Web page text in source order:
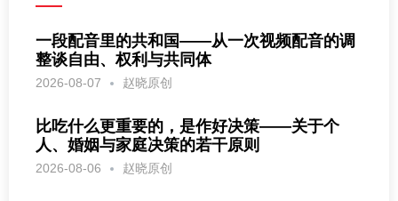
一段配音里的共和国——从一次视频配音的调
整谈自由、权利与共同体
2026-08-07 赵晓原创
比吃什么更重要的，是作好决策——关于个
人、婚姻与家庭决策的若干原则
2026-08-06 赵晓原创